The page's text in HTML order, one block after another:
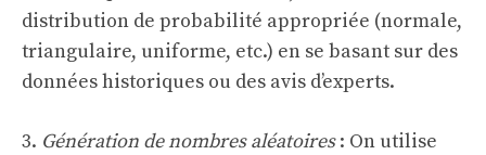
distribution de probabilité appropriée (normale,
triangulaire, uniforme, etc.) en se basant sur des
données historiques ou des avis d’experts.
3. Génération de nombres aléatoires: On utilise